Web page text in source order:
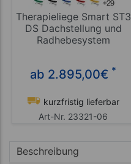
Therapieliege Smart ST3
DS Dachstellung und
Radhebesystem
ab 2.895,00€ *
kurzfristig lieferbar
Art-Nr. 23321-06
Beschreibung